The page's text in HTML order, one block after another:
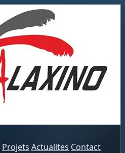
Projets Actualites Contact